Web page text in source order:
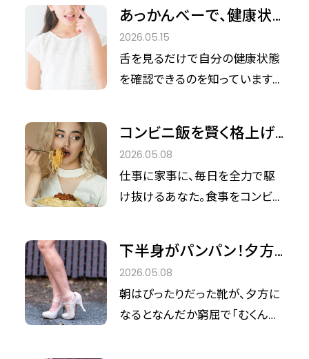
を紹介します。 「これって大丈
夫？」という不安を解消し、自分
のからだとうまく付き合うヒント
を見つけましょう。
もる不快感に悩む女性は多いも
のです。 清潔感を保ち、心からリ
ラックスするためのケアを紹介し
ます。
あっかんべーで、健康状
態がわかるって本当？舌
のセルフチェック＆タイプ
別対処法
2026.05.15
舌を見るだけで自分の健康状態
を確認できるのを知っています
なんだか調子がよくないな」と思
ったら、自分の舌を観察してみま
しょう。 今回は、舌のセルフチェッ
クの仕方や不調への適切な対処
コンビニ飯を賢く格上げ！
忙しい毎日でも「あと1品」
で叶う理想のからだづく
り
2026.05.08
仕事に家事に、毎日を全力で駆
け抜けるあなた。食事をコンビニ
が気になりつつも、手間はかけた
くない。そんな悩みを解決する、
手軽で根拠のある選択肢をご紹
介します。
下半身がパンパン！夕方
に靴がきつくなる人がや
りがちなNG習慣
2026.05.08
朝はぴったりだった靴が、夕方に
なるとなんだか窮屈で「むくんで